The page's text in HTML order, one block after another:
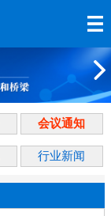
会议通知
行业新闻